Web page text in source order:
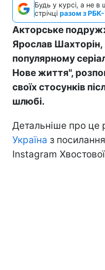
Будь у курсі, а не в
стрічці разом з РБК-
Акторське
Ярослав Шахторін,
популярному
Нове життя",
своїх стосунків
шлюбі.
Детальніше про це
Україна з
Instagram